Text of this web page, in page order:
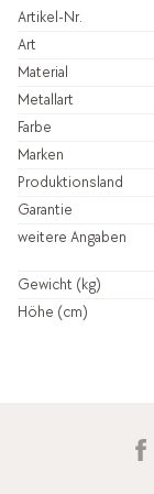
Artikel-Nr.
Art
Material
Metallart
Farbe
Marken
Produktionsland
Garantie
weitere Angaben
Gewicht (kg)
Höhe (cm)